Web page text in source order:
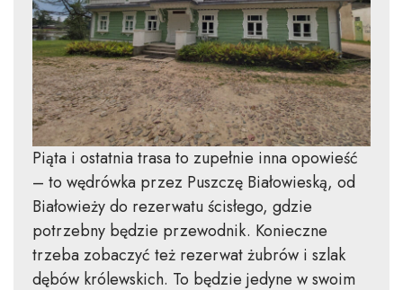
Piąta i ostatnia trasa to zupełnie inna opowieść
– to wędrówka przez Puszczę Białowieską, od
Białowieży do rezerwatu ścisłego, gdzie
potrzebny będzie przewodnik. Konieczne
trzeba zobaczyć też rezerwat żubrów i szlak
dębów królewskich. To będzie jedyne w swoim